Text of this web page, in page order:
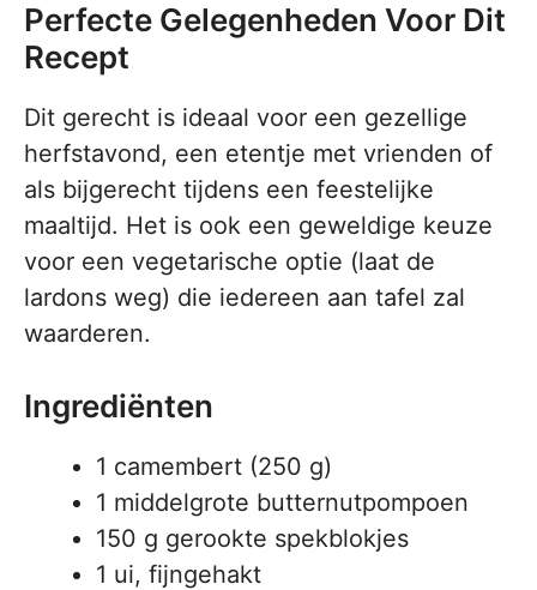
Perfecte Gelegenheden Voor Dit
Recept
Dit gerecht is ideaal voor een gezellige
herfstavond, een etentje met vrienden of
als bijgerecht tijdens een feestelijke
maaltijd. Het is ook een geweldige keuze
voor een vegetarische optie (laat de
lardons weg) die iedereen aan tafel zal
waarderen.
Ingrediënten
1 camembert (250 g)
1 middelgrote butternutpompoen
150 g gerookte spekblokjes
1 ui, fijngehakt